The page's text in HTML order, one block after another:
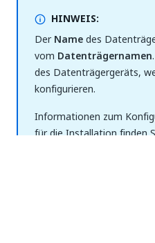
HINWEIS:
DerNamedes
vom Datenträgernamen
des Datenträgergeräts,
konfigurieren.
Informationen zum
für die Installation finden